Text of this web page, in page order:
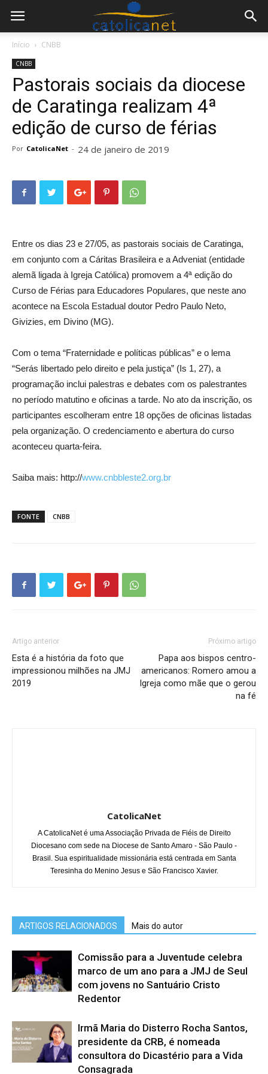
Início CNBB
CNBB
Pastorais sociais da diocese
de Caratinga realizam 4ª
edição de curso de férias
Por CatolicaNet - 24 de janeiro de 2019
Entre os dias 23 e 27/05, as pastorais sociais de Caratinga,
em conjunto com a Cáritas Brasileira e a Adveniat (entidade
alemã ligada à Igreja Católica) promovem a 4ª edição do
Curso de Férias para Educadores Populares, que neste ano
acontece na Escola Estadual doutor Pedro Paulo Neto,
Givizies, em Divino (MG).
Com o tema “Fraternidade e políticas públicas” e o lema
“Serás libertado pelo direito e pela justiça” (Is 1, 27), a
programação inclui palestras e debates com os palestrantes
no período matutino e oficinas a tarde. No ato da inscrição, os
participantes escolheram entre 18 opções de oficinas listadas
pela organização. O credenciamento e abertura do curso
aconteceu quarta-feira.
Saiba mais: http://www.cnbbleste2.org.br
FONTE CNBB
Artigo anterior
Esta é a história da foto que
impressionou milhões na JMJ
2019
Próximo artigo
Papa aos bispos centro-
americanos: Romero amou a
Igreja como mãe que o gerou
na fé
CatolicaNet
A CatolicaNet é uma Associação Privada de Fiéis de Direito
Diocesano com sede na Diocese de Santo Amaro - São Paulo -
Brasil. Sua espiritualidade missionária está centrada em Santa
Teresinha do Menino Jesus e São Francisco Xavier.
ARTIGOS RELACIONADOS Mais do autor
Comissão para a Juventude celebra
marco de um ano para a JMJ de Seul
com jovens no Santuário Cristo
Redentor
Irmã Maria do Disterro Rocha Santos,
presidente da CRB, é nomeada
consultora do Dicastério para a Vida
Consagrada